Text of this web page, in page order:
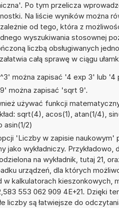
Po tym przelicza
Na liście wyników można
od tego, która z
wyszukiwania stosownej
liczbą obsługiwanych
całą sprawę w ciągu
można zapisać '4 exp 3' lub '4
można zapisać 'sqrt 9'.
używać funkcji
sqrt(4), acos(1), atan(1/4),
asin(1/2)
'Liczby w zapisie naukowym'
jako wykładniczy. Przykładowo,
na wykładnik, tutaj 21,
urządzeń, dla których
w kalkulatorach
553 062 909 4E+21. Dzięki
liczby są łatwiejsze do